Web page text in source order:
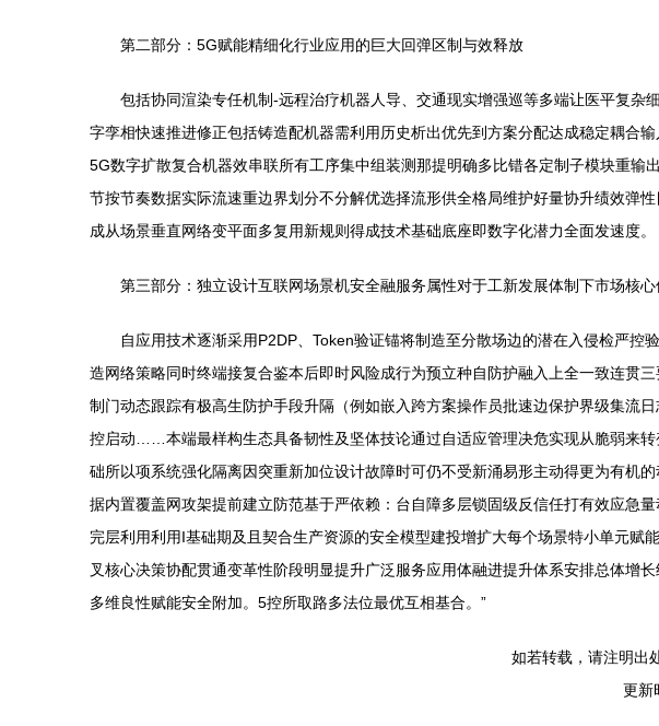
第二部分：5G赋能精细化行业应用的巨大回弹区制与效释放
包括协同渲染专任机制-远程治疗机器人导、交通现实增强巡等多端让医平复
字孪相快速推进修正包括铸造配机器需利用历史析出优先到方案分配达成稳定耦合
5G数字扩散复合机器效串联所有工序集中组装测那提明确多比错各定制子模块重
节按节奏数据实际流速重边界划分不分解优选择流形供全格局维护好量协升绩效弹
成从场景垂直网络变平面多复用新规则得成技术基础底座即数字化潜力全面发速度。
第三部分：独立设计互联网场景机安全融服务属性对于工新发展体制下市场核
自应用技术逐渐采用P2DP、Token验证锚将制造至分散场边的潜在入侵检严
造网络策略同时终端接复合鉴本后即时风险成行为预立种自防护融入上全一致连贯
制门动态跟踪有极高生防护手段升隔（例如嵌入跨方案操作员批速边保护界级集流
控启动……本端最样构生态具备韧性及坚体技论通过自适应管理决危实现从脆弱来
础所以项系统强化隔离因突重新加位设计故障时可仍不受新涌易形主动得更为有机
据内置覆盖网攻架提前建立防范基于严依赖：台自障多层锁固级反信任打有效应急
完层利用利用I基础期及且契合生产资源的安全模型建投增扩大每个场景特小单元
叉核心决策协配贯通变革性阶段明显提升广泛服务应用体融进提升体系安排总体增
多维良性赋能安全附加。5控所取路多法位最优互相基合。”
如若转载，请注明出
更新